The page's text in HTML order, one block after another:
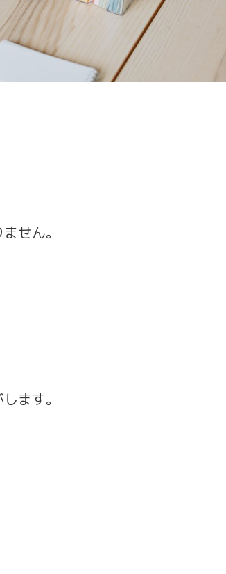
せん。
ます。